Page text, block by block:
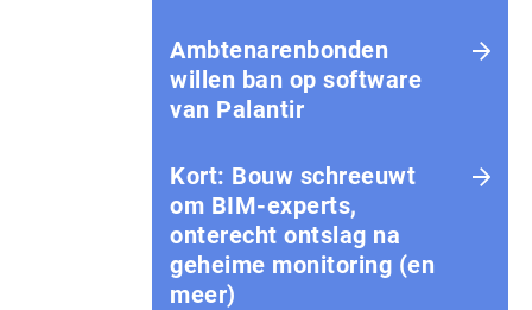
Ambtenarenbonden
willen ban op software
van Palantir
Kort: Bouw schreeuwt
om BIM-experts,
onterecht ontslag na
geheime monitoring (en
meer)